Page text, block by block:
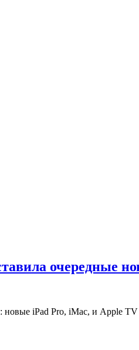
очередные
iPad Pro, iMac, и Apple